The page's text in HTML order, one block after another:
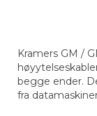
Kramers GM /
begge ender.
fra